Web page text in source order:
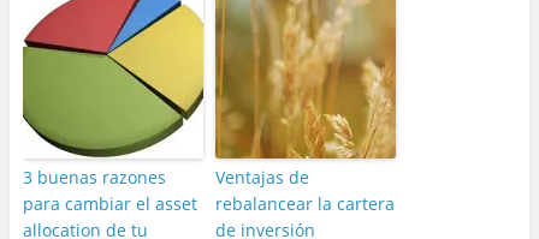
3 buenas razones
para cambiar el asset
allocation de tu
Ventajas de
rebalancear la cartera
de inversión